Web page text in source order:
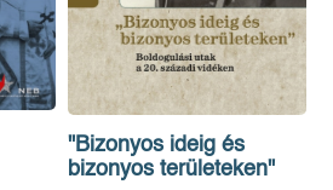
"Bizonyos ideig és
bizonyos területeken"